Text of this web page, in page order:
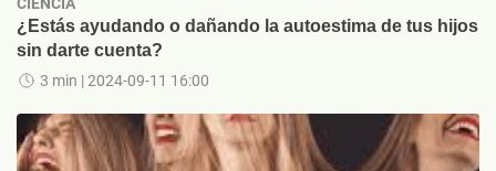
CIENCIA
¿Estás ayudando o dañando la autoestima de tus hijos
sin darte cuenta?
3 min | 2024-09-11 16:00